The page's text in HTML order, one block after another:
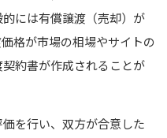
には有償譲渡（売却）が
格が市場の相場やサイトの
約書が作成されることが
を行い、双方が合意した